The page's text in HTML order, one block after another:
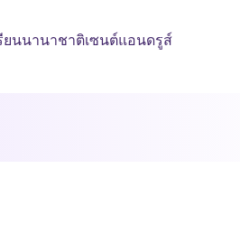
รียนนานาชาติเซนต์แอนดรูส์